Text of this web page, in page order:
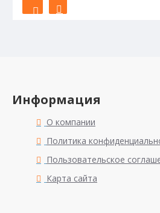
Информация
О компании
Политика
Пользовательское
Карта сайта